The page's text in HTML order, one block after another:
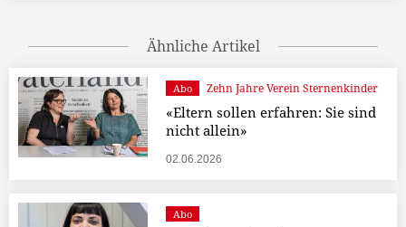
Ähnliche Artikel
Abo Zehn Jahre Verein Sternenkinder
«Eltern sollen erfahren: Sie sind
nicht allein»
02.06.2026
Abo